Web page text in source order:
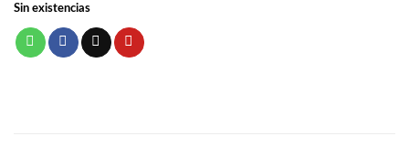
Sin existencias